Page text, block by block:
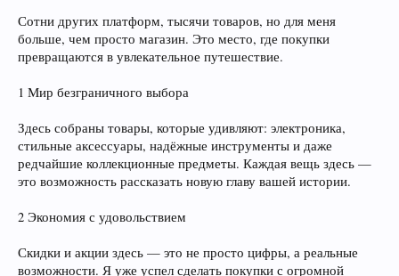
Сотни других платформ, тысячи товаров, но для меня
больше, чем просто магазин. Это место, где покупки
превращаются в увлекательное путешествие.
1 Мир безграничного выбора
Здесь собраны товары, которые удивляют: электроника,
стильные аксессуары, надёжные инструменты и даже
редчайшие коллекционные предметы. Каждая вещь здесь —
это возможность рассказать новую главу вашей истории.
2 Экономия с удовольствием
Скидки и акции здесь — это не просто цифры, а реальные
возможности. Я уже успел сделать покупки с огромной